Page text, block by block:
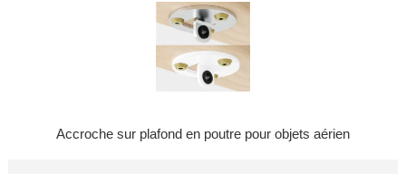
Accroche sur plafond en poutre pour objets aérien